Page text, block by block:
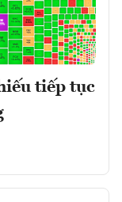
tiếp tục